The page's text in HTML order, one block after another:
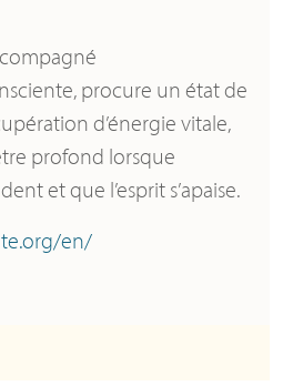
procure un état de
d’énergie vitale,
profond lorsque
et que l’esprit s’apaise.
en/